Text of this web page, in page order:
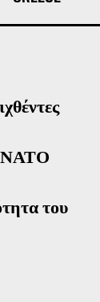
ΝΑΤΟ
του